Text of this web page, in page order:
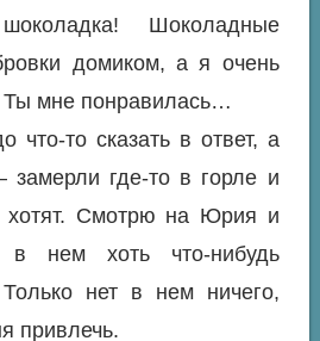
Шоколадные
домиком, а я очень
мне понравилась…
что-то сказать в ответ, а
где-то в горле и
хотят. Смотрю на Юрия и
в нем хоть что-нибудь
Только нет в нем ничего,
привлечь.